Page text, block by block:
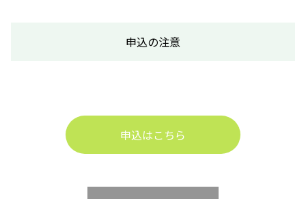
申込の注意
申込はこちら